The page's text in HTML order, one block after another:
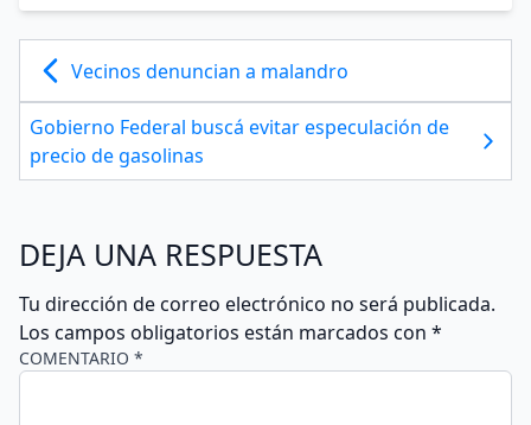
Vecinos denuncian a malandro
Gobierno Federal buscá evitar especulación de
precio de gasolinas
DEJA UNA RESPUESTA
Tu dirección de correo electrónico no será publicada.
Los campos obligatorios están marcados con *
COMENTARIO *